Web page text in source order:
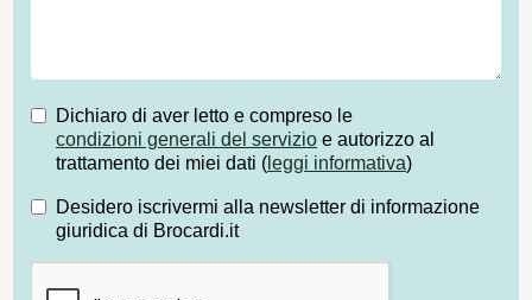
Dichiaro di aver letto e compreso le
condizioni generali del servizio e autorizzo al
trattamento dei miei dati ( leggi informativa)
Desidero iscrivermi alla newsletter di informazione
giuridica di Brocardi.it